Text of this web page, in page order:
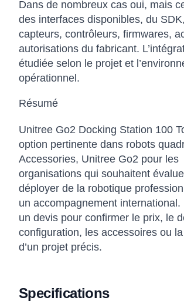
Dans de nombreux cas oui, mais
des interfaces disponibles, du
capteurs, contrôleurs, firmwares,
autorisations du fabricant.
étudiée selon le projet et
opérationnel.
Résumé
Unitree Go2 Docking Station 100
option pertinente dans robots
Accessories, Unitree Go2 pour les
organisations qui souhaitent
déployer de la robotique
un accompagnement international.
un devis pour confirmer le prix, le
configuration, les accessoires ou
d’un projet précis.
Specifications